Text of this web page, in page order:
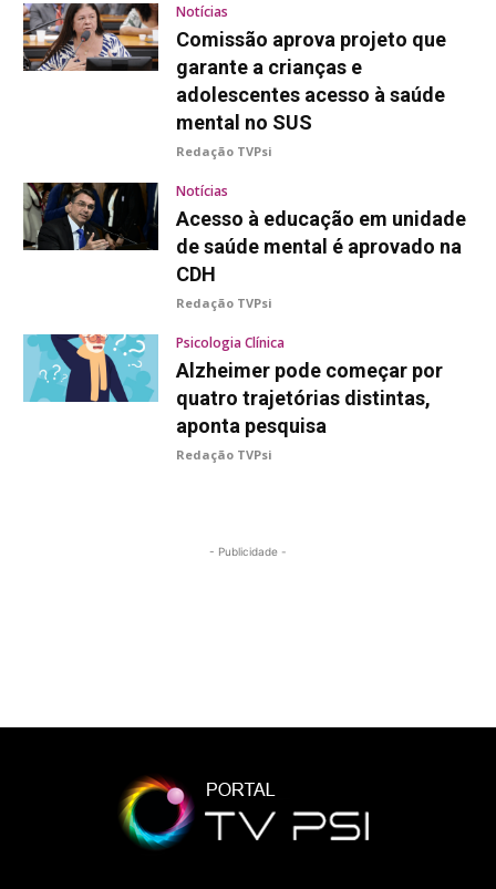
Notícias
Comissão aprova projeto que
garante a crianças e
adolescentes acesso à saúde
mental no SUS
Redação TVPsi
Notícias
Acesso à educação em unidade
de saúde mental é aprovado na
CDH
Redação TVPsi
Psicologia Clínica
Alzheimer pode começar por
quatro trajetórias distintas,
aponta pesquisa
Redação TVPsi
- Publicidade -